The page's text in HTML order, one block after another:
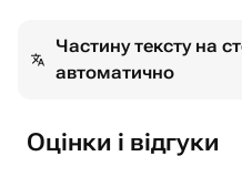
Частину тексту на
автоматично
Оцінки і відгуки